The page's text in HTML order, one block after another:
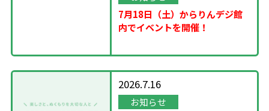
7月18日（土）からりんデジ館
内でイベントを開催！
2026.7.16
お知らせ